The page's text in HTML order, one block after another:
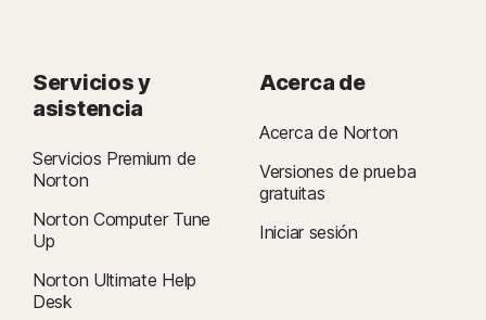
Servicios y
asistencia
Servicios Premium de
Norton
Norton Computer Tune
Up
Norton Ultimate Help
Desk
Acerca de
Acerca de Norton
Versiones de prueba
gratuitas
Iniciar sesión